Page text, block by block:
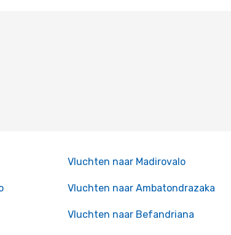
Vluchten naar Madirovalo
Vluchten naar Ambatondrazaka
Vluchten naar Befandriana